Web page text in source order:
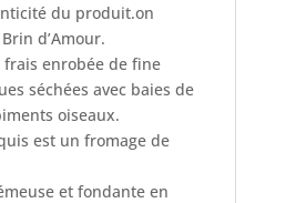
du produit.on
d’Amour.
frais enrobée de fine
séchées avec baies de
oiseaux.
est un fromage de
et fondante en